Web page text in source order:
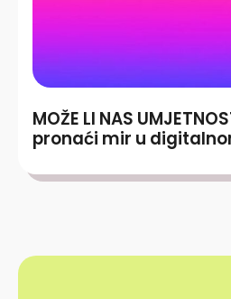
MOŽE LI NAS
pronaći mir u